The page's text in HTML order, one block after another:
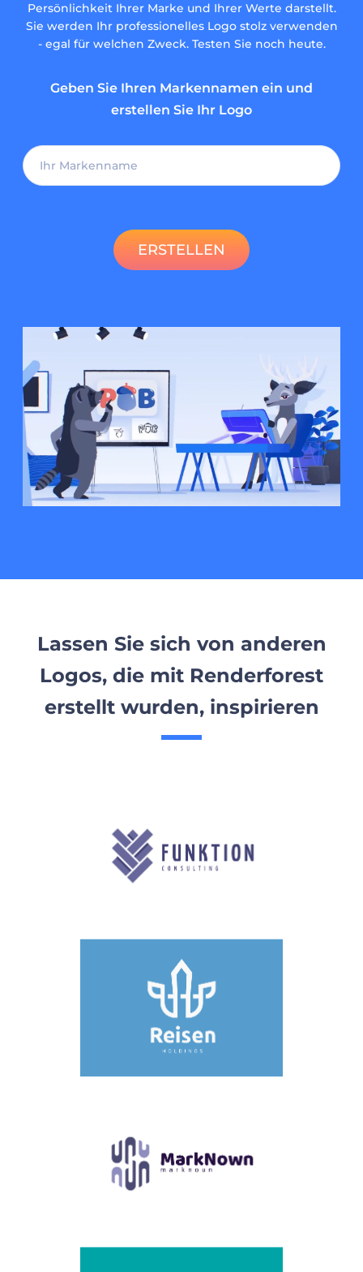
Persönlichkeit Ihrer Marke und Ihrer Werte darstellt.
Sie werden Ihr professionelles Logo stolz verwenden
- egal für welchen Zweck. Testen Sie noch heute.
Geben Sie Ihren Markennamen ein und
erstellen Sie Ihr Logo
ERSTELLEN
Lassen Sie sich von anderen
Logos, die mit Renderforest
erstellt wurden, inspirieren